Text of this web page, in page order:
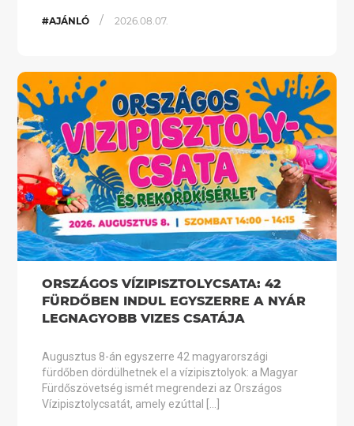
#AJÁNLÓ / 2026.08.07.
ORSZÁGOS VÍZIPISZTOLYCSATA: 42
FÜRDŐBEN INDUL EGYSZERRE A NYÁR
LEGNAGYOBB VIZES CSATÁJA
Augusztus 8-án egyszerre 42 magyarországi
fürdőben dördülhetnek el a vízipisztolyok: a Magyar
Fürdőszövetség ismét megrendezi az Országos
Vízipisztolycsatát, amely ezúttal […]